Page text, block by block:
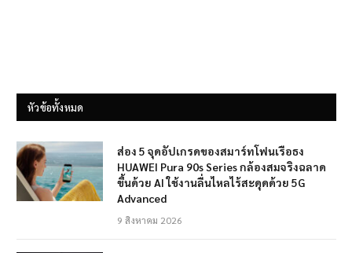
หัวข้อทั้งหมด
ส่อง 5 จุดอัปเกรดของสมาร์ทโฟนเรือธง
HUAWEI Pura 90s Series กล้องสมจริงฉลาด
ขึ้นด้วย AI ใช้งานลื่นไหลไร้สะดุดด้วย 5G
Advanced
9 สิงหาคม 2026